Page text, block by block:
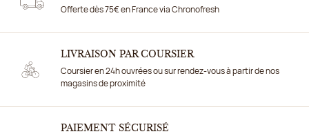
Offerte dès 75€ en France via Chronofresh
LIVRAISON PAR COURSIER
Coursier en 24h ouvrées ou sur rendez-vous à partir de nos
magasins de proximité
PAIEMENT SÉCURISÉ